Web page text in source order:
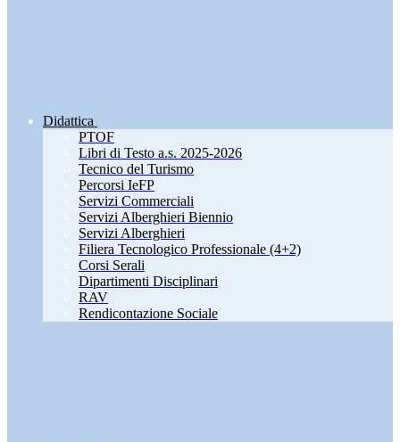
Didattica
PTOF
Libri di Testo a.s. 2025-2026
Tecnico del Turismo
Percorsi IeFP
Servizi Commerciali
Servizi Alberghieri Biennio
Servizi Alberghieri
Filiera Tecnologico Professionale (4+2)
Corsi Serali
Dipartimenti Disciplinari
RAV
Rendicontazione Sociale